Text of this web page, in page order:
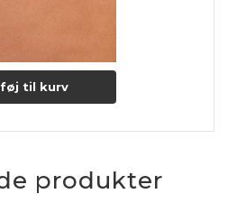
til kurv
produkter